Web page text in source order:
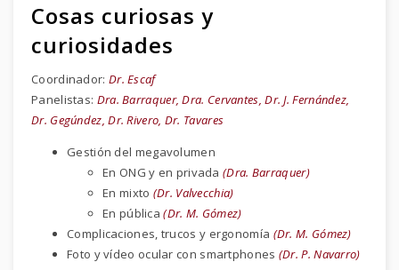
Cosas curiosas y
curiosidades
Coordinador: Dr. Escaf
Panelistas: Dra. Barraquer, Dra. Cervantes, Dr. J. Fernández,
Dr. Gegúndez, Dr. Rivero, Dr. Tavares
Gestión del megavolumen
En ONG y en privada (Dra. Barraquer)
En mixto (Dr. Valvecchia)
En pública(Dr. M. Gómez)
Complicaciones, trucos y ergonomía (Dr. M. Gómez)
Foto y vídeo ocular con smartphones (Dr. P. Navarro)